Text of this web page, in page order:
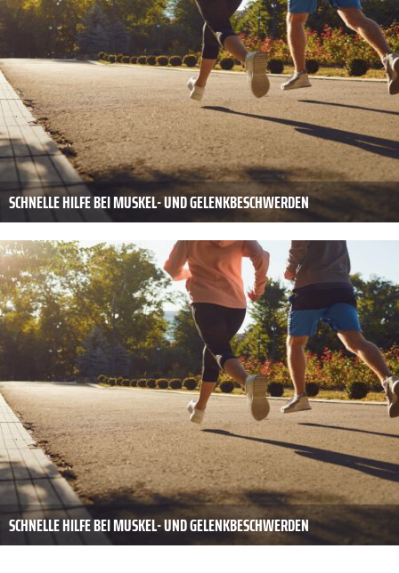
SCHNELLE HILFE BEI MUSKEL- UND GELENKBESCHWERDEN
SCHNELLE HILFE BEI MUSKEL- UND GELENKBESCHWERDEN